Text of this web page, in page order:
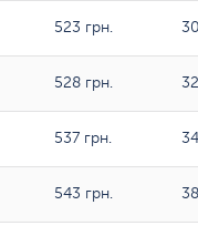
523 грн.
528 грн.
537 грн.
543 грн.